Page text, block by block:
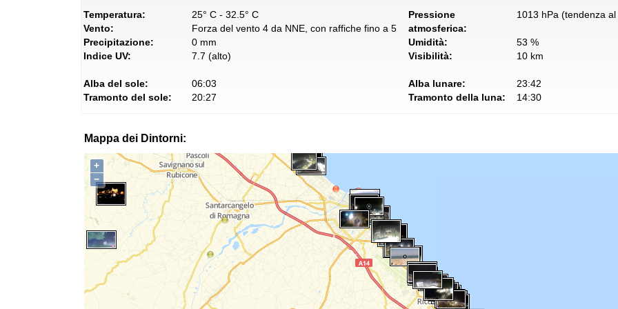
Temperatura:
25° C - 32.5° C
Vento:
Forza del vento 4 da NNE, con raffiche fino a 5
Precipitazione:
0 mm
Indice UV:
7.7 (alto)
Pressione
atmosferica:
1013 hPa (tendenza
Umidità:
53 %
Visibilità:
10 km
Alba del sole:
06:03
Tramonto del sole:
20:27
Alba lunare:
23:42
Tramonto della luna:
14:30
Mappa dei Dintorni:
+
−